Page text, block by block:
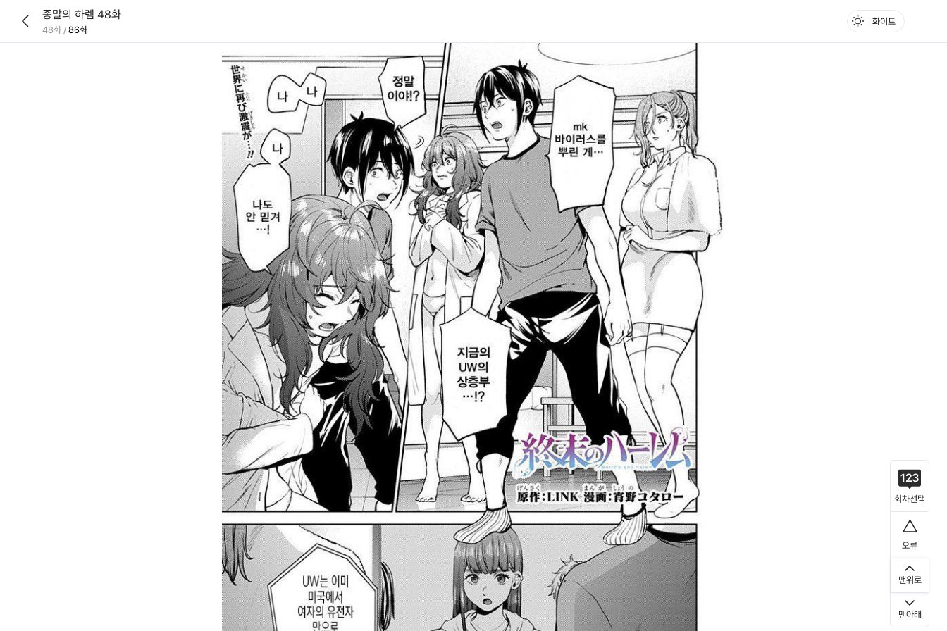
종말의 하렘 48화
48화 / 86화
회차선택
오류
맨위로
맨아래